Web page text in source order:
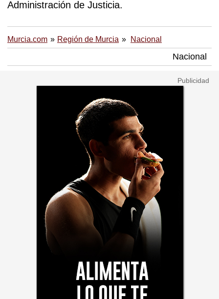
Administración de Justicia.
Murcia.com Región de Murcia Nacional
Nacional